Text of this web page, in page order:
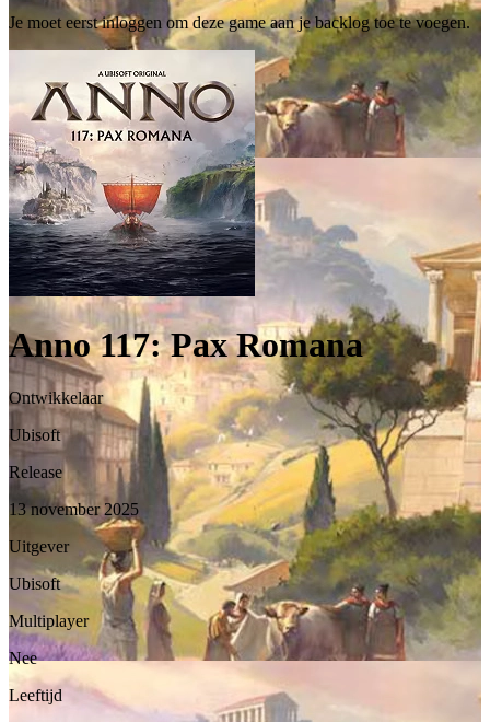
Je moet eerst inloggen om deze game aan je backlog toe te voegen.
Anno 117: Pax Romana
Ontwikkelaar
Ubisoft
Release
13 november 2025
Uitgever
Ubisoft
Multiplayer
Nee
Leeftijd